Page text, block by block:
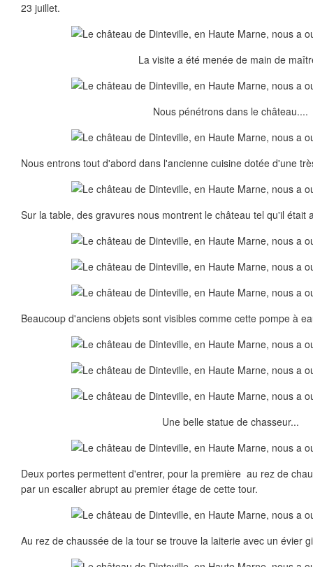
23 juillet.
La visite a été menée de main de
Nous pénétrons dans le château....
Nous entrons tout d'abord dans l'ancienne cuisine dotée d'une
Sur la table, des gravures nous montrent le château tel qu'il était
Beaucoup d'anciens objets sont visibles comme cette pompe à
Une belle statue de chasseur...
Deux portes permettent d'entrer, pour la première au rez de
par un escalier abrupt au premier étage de cette tour.
Au rez de chaussée de la tour se trouve la laiterie avec un évier